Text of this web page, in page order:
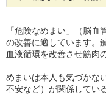
「危険なめまい」（脳
の改善に適しています。
血液循環を改善させ筋肉
めまいは本人も気づかな
不安など）が関係してい